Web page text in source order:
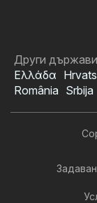
Други
Ελλάδα
România Srbija